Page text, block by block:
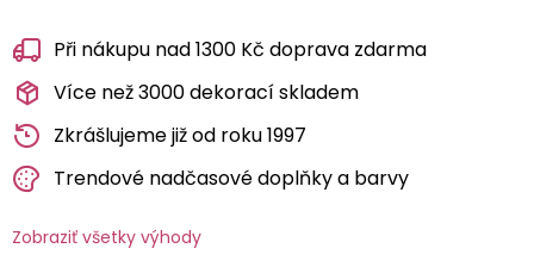
Při nákupu nad 1300 Kč doprava zdarma
Více než 3000 dekorací skladem
Zkrášlujeme již od roku 1997
Trendové nadčasové doplňky a barvy
Zobraziť všetky výhody